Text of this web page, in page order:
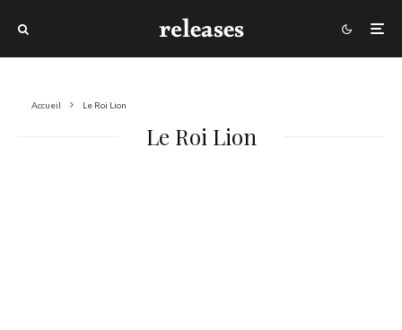
Accueil Le Roi Lion
Le Roi Lion